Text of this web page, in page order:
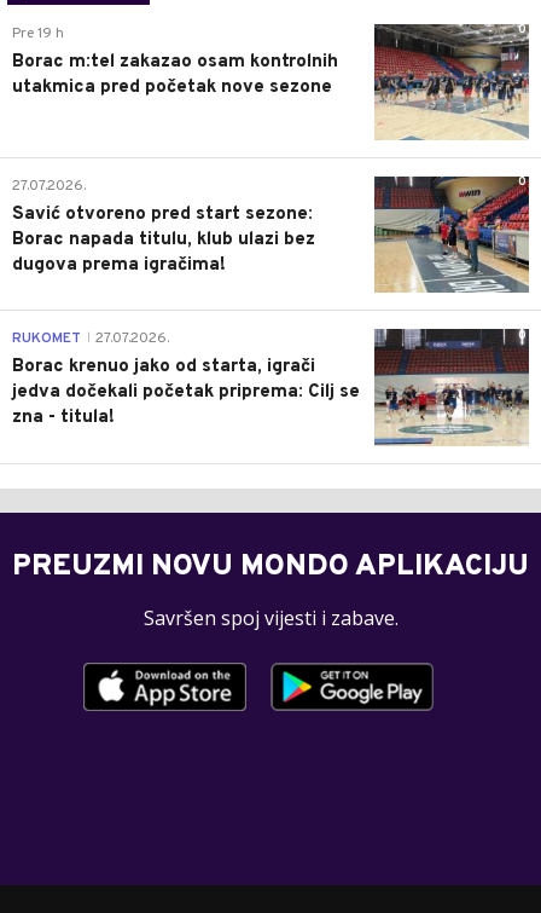
0
Pre 19 h
Borac m:tel zakazao osam kontrolnih
utakmica pred početak nove sezone
0
27.07.2026.
Savić otvoreno pred start sezone:
Borac napada titulu, klub ulazi bez
dugova prema igračima!
0
RUKOMET 27.07.2026.
Borac krenuo jako od starta, igrači
jedva dočekali početak priprema: Cilj se
zna - titula!
PREUZMI NOVU MONDO APLIKACIJU
Savršen spoj vijesti i zabave.